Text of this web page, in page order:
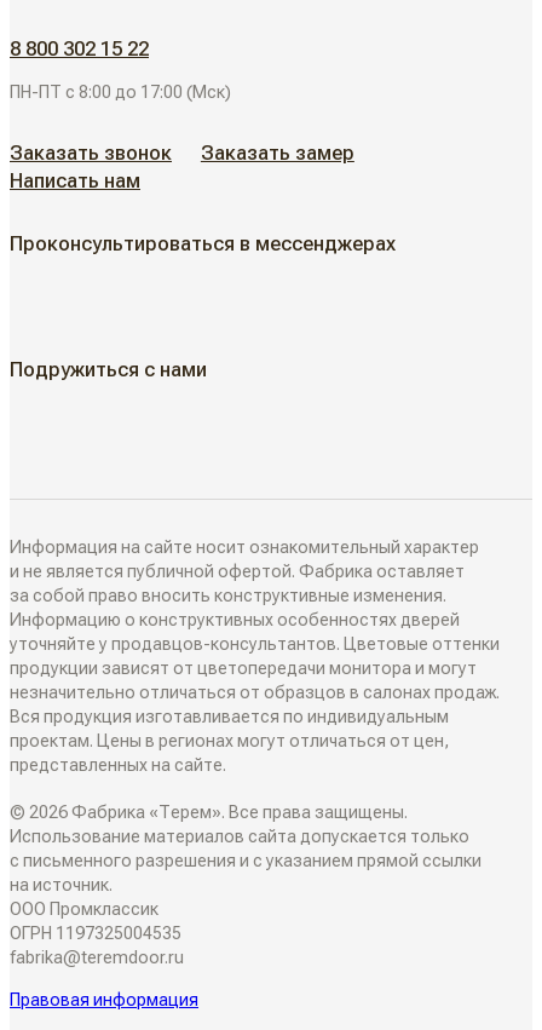
АЛЮМИНИЕВЫЕ РЕШЕНИЯ
АКЦИИ
КАК КУПИТЬ
Как замерить
Дизайнеры в вашем городе
Блог
РАЗДВИЖНЫЕ ПЕРЕГОРОДКИ
Классические перегородки
Современные перегородки
Алюминиевые перегородки
СИСТЕМЫ ОТКРЫВАНИЯ
Распашные двери
Складные двери
Поворотные двери
Двери-купе
Откатные двери
ИНТЕРЬЕРНЫЕ РЕШЕНИЯ
Плинтусы
Накладки на входные двери
Стеновые панели
Декоративные рейки
Скрытые двери
Белые двери
Алюминиевые двери
О КОМПАНИИ
Семейное дело
Двери для жизни
СОТРУДНИЧЕСТВО
8 800 302 15 22
ПН-ПТ с 8:00 до 17:00 (Мск)
Заказать звонок
Заказать замер
Написать нам
Проконсультироваться в мессенджерах
Подружиться с нами
Информация на сайте носит ознакомительный характер
и не является публичной офертой. Фабрика оставляет
за собой право вносить конструктивные изменения.
Информацию о конструктивных особенностях дверей
уточняйте у продавцов-консультантов. Цветовые оттенки
продукции зависят от цветопередачи монитора и могут
незначительно отличаться от образцов в салонах продаж.
Вся продукция изготавливается по индивидуальным
проектам. Цены в регионах могут отличаться от цен,
представленных на сайте.
© 2026 Фабрика «Терем». Все права защищены.
Использование материалов сайта допускается только
с письменного разрешения и с указанием прямой ссылки
на источник.
ООО Промклассик
ОГРН 1197325004535
fabrika@teremdoor.ru
Правовая информация